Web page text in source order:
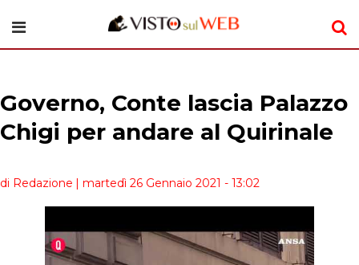
Governo, Conte lascia Palazzo
Chigi per andare al Quirinale
di Redazione | martedì 26 Gennaio 2021 - 13:02